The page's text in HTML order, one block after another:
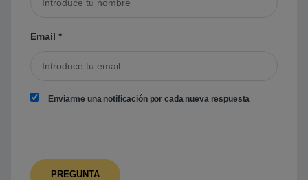
Email *
Enviarme una notificación por cada nueva respuesta